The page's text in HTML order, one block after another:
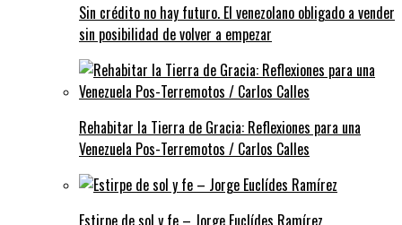
Sin crédito no hay futuro. El venezolano obligado a vender
sin posibilidad de volver a empezar
Rehabitar la Tierra de Gracia: Reflexiones para una
Venezuela Pos-Terremotos / Carlos Calles
Estirpe de sol y fe – Jorge Euclídes Ramírez